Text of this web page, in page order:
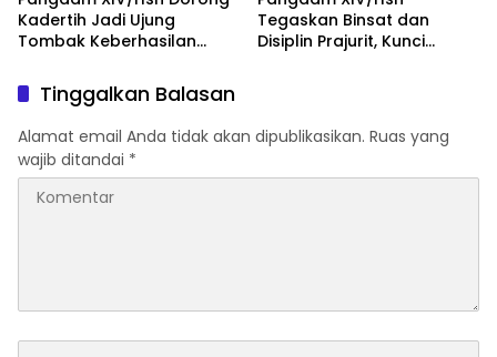
Kadertih Jadi Ujung
Tombak Keberhasilan
XIV/Hsn
Tegaskan Binsat dan
Disiplin Prajurit, Kunci
Tinggalkan Balasan
Alamat email Anda tidak akan dipublikasikan. Ruas yang
wajib ditandai *